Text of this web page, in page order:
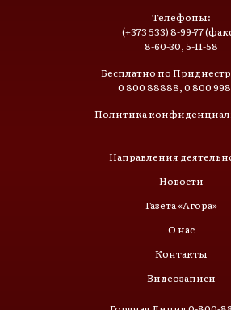
Телефоны:
(+373 533) 8-99-77
8-60-30, 5-11-58
Бесплатно по
0 800 88888, 0 800
Политика
Направления
Новости
Газета «Агора»
О нас
Контакты
Видеозаписи